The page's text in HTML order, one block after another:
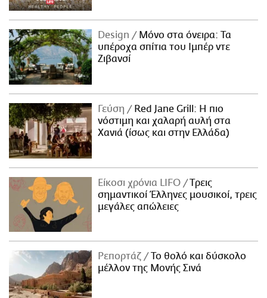
Design
Μόνο στα όνειρα: Τα
υπέροχα σπίτια του Ιμπέρ ντε
Ζιβανσί
Γεύση
Red Jane Grill: Η πιο
νόστιμη και χαλαρή αυλή στα
Χανιά (ίσως και στην Ελλάδα)
Είκοσι χρόνια LIFO
Tρεις
σημαντικοί Έλληνες μουσικοί, τρεις
μεγάλες απώλειες
Ρεπορτάζ
Το θολό και δύσκολο
μέλλον της Μονής Σινά